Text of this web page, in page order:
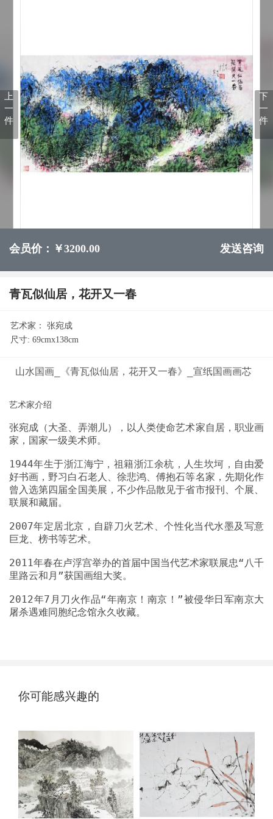
上
一
件
下
一
件
会员价：￥3200.00 发送咨询
青瓦似仙居，花开又一春
艺术家：
张宛成
尺寸: 69cmx138cm
山水国画_《青瓦似仙居，花开又一春》_宣纸国画画芯
张宛成（大圣、弄潮儿），以人类使命艺术家自居，职业画
1944年生于浙江海宁，祖籍浙江余杭，人生坎坷，自由爱
好书画，野习白石老人、徐悲鸿、傅抱石等名家，先期化作
曾入选第四届全国美展，不少作品散见于省市报刊、个展、
2007年定居北京，自辟刀火艺术、个性化当代水墨及写意
2011年春在卢浮宫举办的首届中国当代艺术家联展忠“八千
2012年7月刀火作品“年南京！南京！”被侵华日军南京大
你可能感兴趣的